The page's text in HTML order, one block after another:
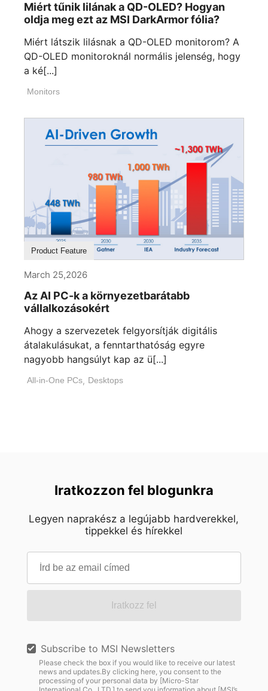
Miért tűnik lilának a QD-OLED? Hogyan
oldja meg ezt az MSI DarkArmor fólia?
Miért látszik lilásnak a QD-OLED monitorom? A
QD-OLED monitoroknál normális jelenség, hogy
a ké[...]
Monitors
Product Feature
March 25,2026
Az AI PC-k a környezetbarátabb
vállalkozásokért
Ahogy a szervezetek felgyorsítják digitális
átalakulásukat, a fenntarthatóság egyre
nagyobb hangsúlyt kap az ü[...]
All-in-One PCs, Desktops
Iratkozzon fel blogunkra
Legyen naprakész a legújabb hardverekkel,
tippekkel és hírekkel
Iratkozz fel
Subscribe to MSI Newsletters
Please check the box if you would like to receive our latest
news and updates.By clicking here, you consent to the
processing of your personal data by [Micro-Star